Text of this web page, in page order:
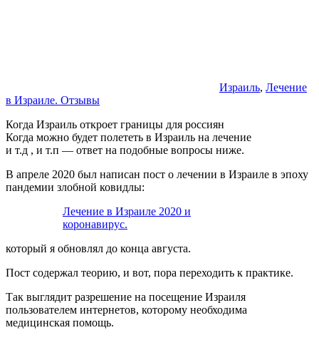
Израиль, Лечение
в Израиле. Отзывы
Когда Израиль откроет границы для россиян
Когда можно будет полететь в Израиль на лечение
и т.д , и т.п — ответ на подобные вопросы ниже.
В апреле 2020 был написан пост о лечении в Израиле в эпоху
пандемии злобной ковидлы:
Лечение в Израиле 2020 и
коронавирус.
который я обновлял до конца августа.
Пост содержал теорию, и вот, пора переходить к практике.
Так выглядит разрешение на посещение Израиля
пользователем интернетов, которому необходима
медицинская помощь.